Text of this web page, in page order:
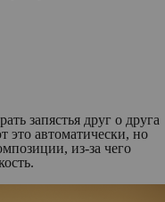
запястья друг о друга
это автоматически, но
из-за чего